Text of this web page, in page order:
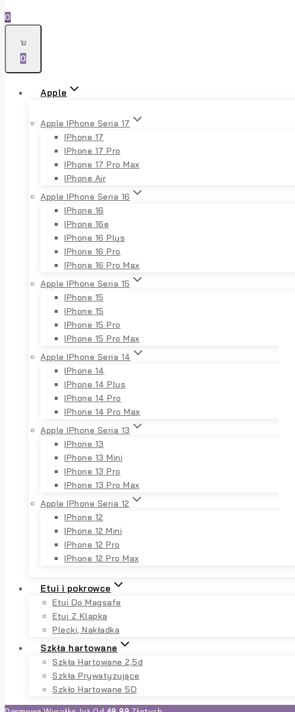
0
0
Apple
Apple IPhone Seria 17
IPhone 17
IPhone 17 Pro
IPhone 17 Pro Max
IPhone Air
Apple IPhone Seria 16
IPhone 16
IPhone 16e
IPhone 16 Plus
IPhone 16 Pro
IPhone 16 Pro Max
Apple IPhone Seria 15
IPhone 15
IPhone 15
IPhone 15 Pro
IPhone 15 Pro Max
Apple IPhone Seria 14
IPhone 14
IPhone 14 Plus
IPhone 14 Pro
IPhone 14 Pro Max
Apple IPhone Seria 13
IPhone 13
IPhone 13 Mini
IPhone 13 Pro
IPhone 13 Pro Max
Apple IPhone Seria 12
IPhone 12
IPhone 12 Mini
IPhone 12 Pro
IPhone 12 Pro Max
Etui i pokrowce
Etui Do Magsafe
Etui Z Klapką
Plecki, Nakładka
Szkła hartowane
Szkła Hartowane 2,5d
Szkła Prywatyzujące
Szkło Hartowane 5D